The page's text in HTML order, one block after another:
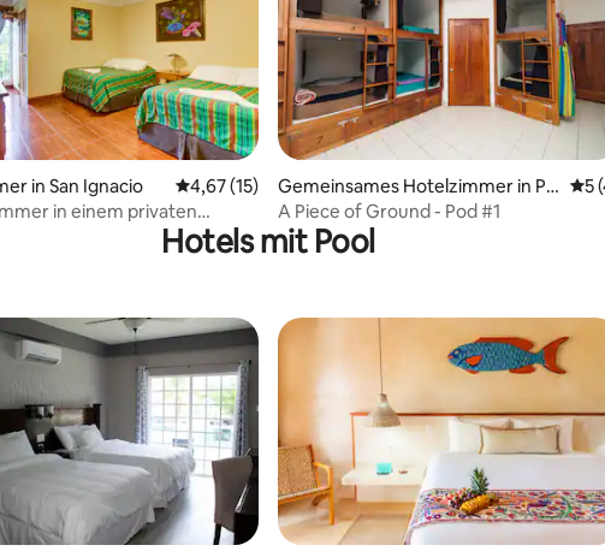
5 von 5, 3 Bewertungen
in San Ignacio Durchschnittliche Bewertung: 4,67 von 5, 15
4,67 (15)
in einem privaten
Gemeinsames Hotelzimmer in Pu
nta Gorda
5
A Piece of Ground - Pod #1
Hotels mit Pool